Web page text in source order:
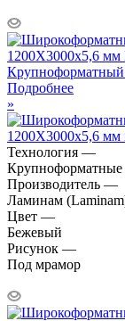
Подробнее
»
Технология —
Крупноформатные
Производитель —
Ламинам
Цвет —
Бежевый
Рисунок —
Под мрамор